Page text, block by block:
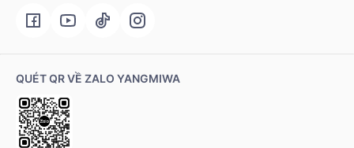
QUÉT QR VỀ ZALO YANGMIWA